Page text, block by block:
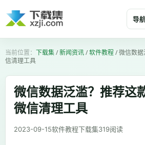
导
下载集/新闻资讯/软件教程/微信数
信清理工具
微信数据泛滥？推荐这
微信清理工具
2023-09-15软件教程下载集319阅读